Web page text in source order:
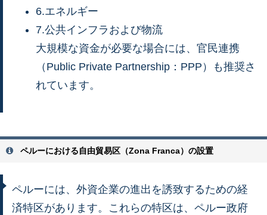
6.エネルギー
7.公共インフラおよび物流
大規模な資金が必要な場合には、官民連携
（Public Private Partnership：PPP）も推奨さ
れています。
ペルーにおける自由貿易区（Zona Franca）の設置
ペルーには、外資企業の進出を誘致するための経
済特区があります。これらの特区は、ペルー政府